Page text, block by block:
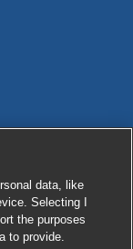
data, like
Selecting I
the purposes
to provide.